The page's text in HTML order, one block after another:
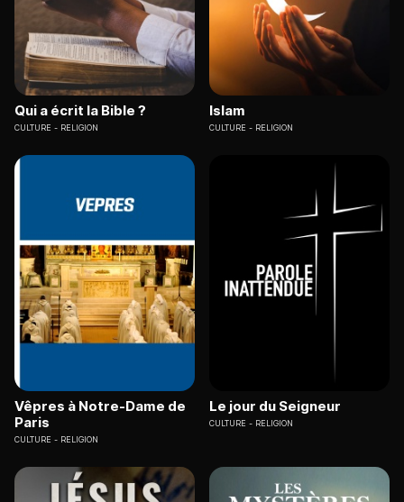
Qui a écrit la Bible ?
CULTURE RELIGION
Islam
CULTURE RELIGION
Vêpres à Notre-Dame de
Paris
CULTURE RELIGION
Le jour du Seigneur
CULTURE RELIGION